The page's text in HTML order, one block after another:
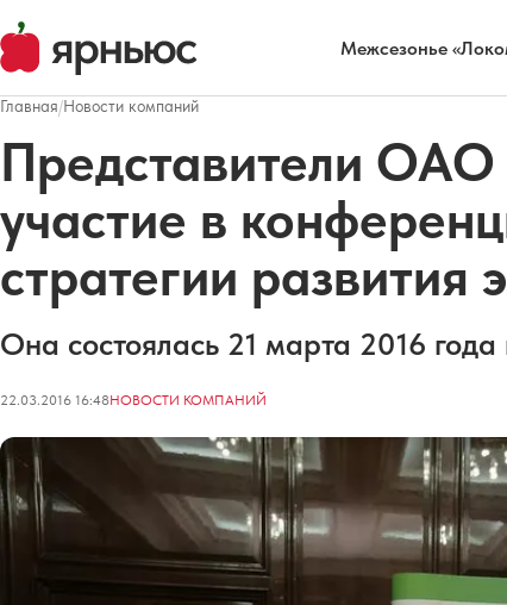
Межсезонье
Главная/Новости компаний
Представители ОАО
участие в
стратегии развития
Она состоялась 21 марта 2016
22.03.2016 16:48НОВОСТИ КОМПАНИЙ